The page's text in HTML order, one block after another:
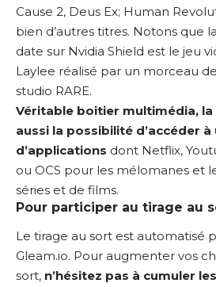
Cause 2, Deus Ex; Human
bien d’autres titres. Notons que
date sur Nvidia Shield est le jeu
Laylee réalisé par un morceau
studio RARE.
Véritable boitier multimédia,
aussi la possibilité d’accéder
d’applications dont Netflix,
ou OCS pour les mélomanes et
séries et de films.
Pour participer au tirage au
Le tirage au sort est automatisé
Gleam.io. Pour augmenter vos
sort, n’hésitez pas à cumuler